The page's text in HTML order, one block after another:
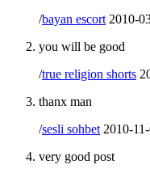
/bayan escort 2010-
you will be good
/true religion shorts
thanx man
/sesli sohbet 2010-
very good post